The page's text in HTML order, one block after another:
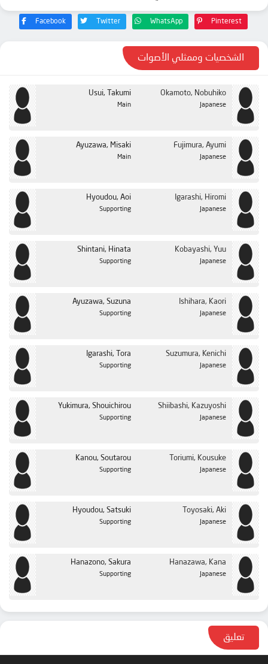
الحلقة 24
الحلقة 25
الحلقة 26
Facebook Twitter WhatsApp Pinterest
الشخصيات وممثلي الأصوات
Usui, Takumi
Main
Okamoto, Nobuhiko
Japanese
Ayuzawa, Misaki
Main
Fujimura, Ayumi
Japanese
Hyoudou, Aoi
Supporting
Igarashi, Hiromi
Japanese
Shintani, Hinata
Supporting
Kobayashi, Yuu
Japanese
Ayuzawa, Suzuna
Supporting
Ishihara, Kaori
Japanese
Igarashi, Tora
Supporting
Suzumura, Kenichi
Japanese
Yukimura, Shouichirou
Supporting
Shiibashi, Kazuyoshi
Japanese
Kanou, Soutarou
Supporting
Toriumi, Kousuke
Japanese
Hyoudou, Satsuki
Supporting
Toyosaki, Aki
Japanese
Hanazono, Sakura
Supporting
Hanazawa, Kana
Japanese
تعليق